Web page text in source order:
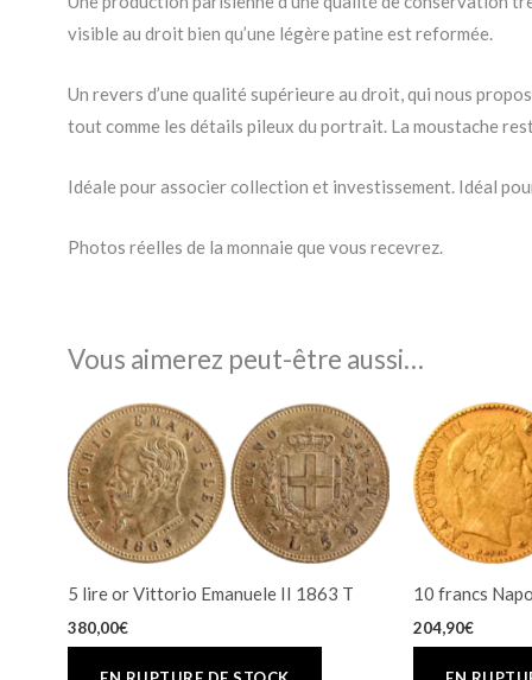
visible au droit bien qu’une légère patine est reformée.
Un revers d’une qualité supérieure au droit, qui nous
tout comme les détails pileux du portrait. La moustache
Idéale pour associer collection et investissement. Idéal
Photos réelles de la monnaie que vous recevrez.
Vous aimerez peut-être aussi…
5 lire or Vittorio Emanuele II 1863 T
380,00€
10 francs
204,90€